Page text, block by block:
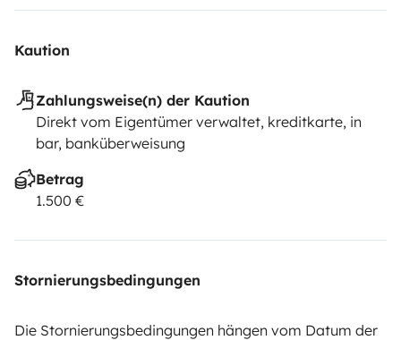
Kaution
Zahlungsweise(n) der Kaution
Direkt vom Eigentümer verwaltet, kreditkarte, in
bar, banküberweisung
Betrag
1.500 €
Stornierungsbedingungen
Die Stornierungsbedingungen hängen vom Datum der